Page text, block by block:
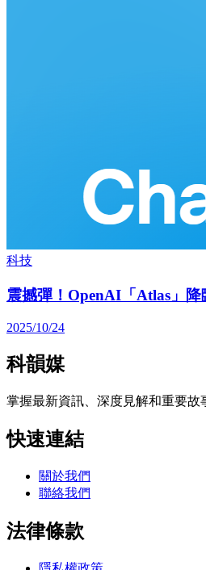
科技
震撼彈！OpenAI「Atlas」
2025/10/24
科韻媒
掌握最新資訊、深度見解和重要故
快速連結
關於我們
聯絡我們
法律條款